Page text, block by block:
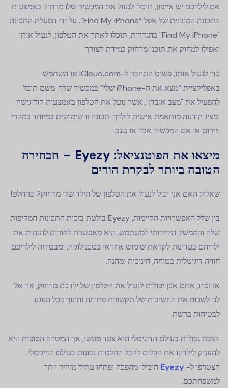
אם לילדכם יש אייפון, תוכלו לנעול את המכשיר שלו מרחוק באמצעות
התכונה המובנית של אפל “Find My iPhone”. על ידי הפעלת התכונה
"Find My iPhone" בהגדרות, תוכלו לאתר את הטלפון, לנעול אותו
ואפילו למחוק את תוכנו מרחוק במידת הצורך.
כדי לנעול אותו, פשוט התחבר ל-iCloud.com או השתמש
באפליקציית “מצא את ה-iPhone שלי” במכשיר שלך. משם תוכל
להפעיל את "מצב אובדן", אשר נועל את הטלפון באמצעות קוד גישה
ומציג הודעה מותאמת אישית לילדך. תכונה זו שימושית במיוחד במקרי
חירום או אם המכשיר אבד או נגנב.
מיצאו את הפוטנציאל: Eyezy – הבחירה
הטובה ביותר לבקרת הורים
שאלה: האם אני יכול לנעול את הטלפון של הילד שלי מרחוק? בהחלט!
בין שלל האפשרויות הקיימות, Eyezy בולטת בזכות התכונות המקיפות
שלה והממשק הידידותי למשתמש. היא מאפשרת להורים להנחות את
ילדיהם בעדינות לקראת שימוש אחראי בטכנולוגיה, ומבטיחה לילדיכם
חוויה דיגיטלית בטוחה, חינוכית ומהנה.
אז זכרו, אתם אכן יכולים לנעול את הטלפון של ילדכם מרחוק, אך אל
לנו לשכוח את החשיבות של תקשורת פתוחה וחינוך בכל הנוגע
לבטיחות ברשת.
הצבת גבולות בעולם הדיגיטלי היא צעד מעשי, אך המטרה הסופית היא
להעניק לילדינו את הכלים לקבל החלטות נבונות בעולם הדיגיטלי.
הצטרפו ל- Eyezy הובילו מהפכה ופתחו עתיד מזהיר יותר
למשפחתכם.